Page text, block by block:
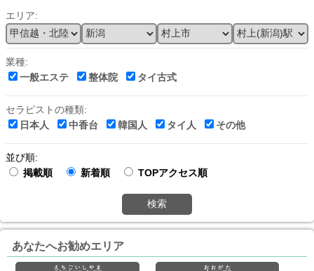
エリア:
業種:
一般エステ
整体院 タイ古式
セラピストの種類:
日本人
中香台 韓国人 タイ人 その他
並び順:
掲載順
新着順 TOPアクセス順
検索
あなたへお勧めエリア
えちごいしやま おおがた